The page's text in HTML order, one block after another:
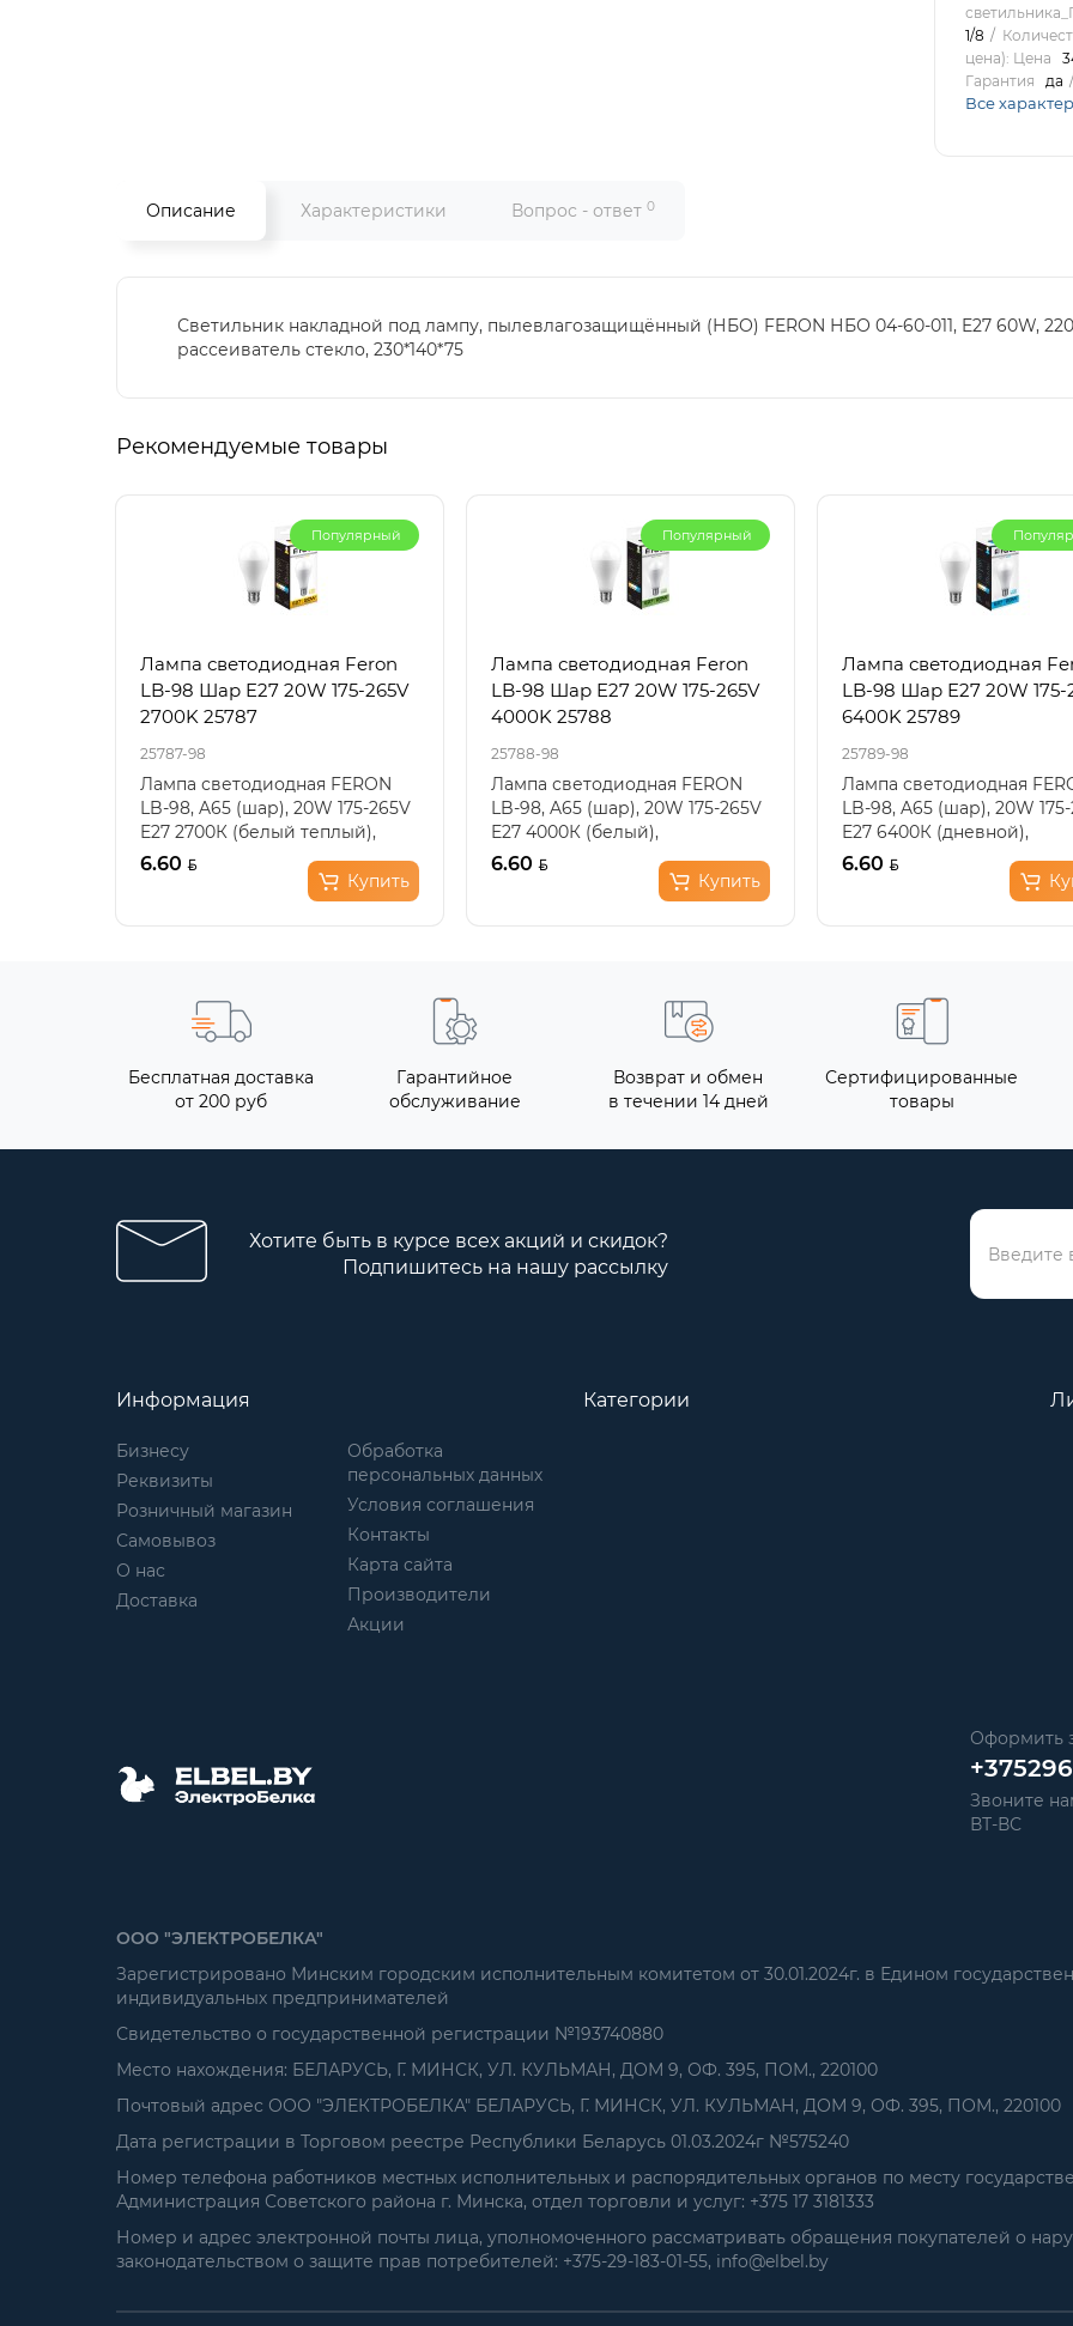
1/8
цена): Цена
Гарантия
да
Все
Описание Характеристики Вопрос - ответ 0
Светильник накладной под лампу, пылевлагозащищённый (НБО) FERON НБО 04-60-011, E27 60W,
рассеиватель стекло, 230*140*75
Рекомендуемые товары
Популярный
Лампа светодиодная Feron
LB-98 Шар E27 20W 175-265V
2700K 25787
25787-98
Лампа светодиодная FERON
LB-98, A65 (шар), 20W 175-265V
E27 2700К (белый теплый),
рассеиватель матов..
6.60
Купить
Популярный
Лампа светодиодная Feron
LB-98 Шар E27 20W 175-265V
4000K 25788
25788-98
Лампа светодиодная FERON
LB-98, A65 (шар), 20W 175-265V
E27 4000К (белый),
рассеиватель матовый белы..
6.60
Купить
Лампа светодиодная
LB-98 Шар E27 20W 175-
6400K 25789
25789-98
Лампа светодиодная
LB-98, A65 (шар), 20W
E27 6400К (дневной),
рассеиватель матовый
6.60
Бесплатная доставка
от 200 руб
Гарантийное
обслуживание
Возврат и обмен
в течении 14 дней
Сертифицированные
товары
Хотите быть в курсе всех акций и скидок?
Подпишитесь на нашу рассылку
Информация
Бизнесу
Реквизиты
Розничный магазин
Самовывоз
О нас
Доставка
Обработка
персональных данных
Условия соглашения
Контакты
Карта сайта
Производители
Акции
Категории
Оформить
Звоните
ВТ-ВС
ООО "ЭЛЕКТРОБЕЛКА"
Зарегистрировано Минским городским исполнительным комитетом от 30.01.2024г. в Едином
индивидуальных предпринимателей
Свидетельство о государственной регистрации №193740880
Место нахождения: БЕЛАРУСЬ, Г. МИНСК, УЛ. КУЛЬМАН, ДОМ 9, ОФ. 395, ПОМ., 220100
Почтовый адрес ООО "ЭЛЕКТРОБЕЛКА" БЕЛАРУСЬ, Г. МИНСК, УЛ. КУЛЬМАН, ДОМ 9, ОФ. 395, ПОМ., 220100
Дата регистрации в Торговом реестре Республики Беларусь 01.03.2024г №575240
Номер телефона работников местных исполнительных и распорядительных органов по месту
Администрация Советского района г. Минска, отдел торговли и услуг: +375 17 3181333
Номер и адрес электронной почты лица, уполномоченного рассматривать обращения покупателей о
законодательством о защите прав потребителей: +375-29-183-01-55, info@elbel.by